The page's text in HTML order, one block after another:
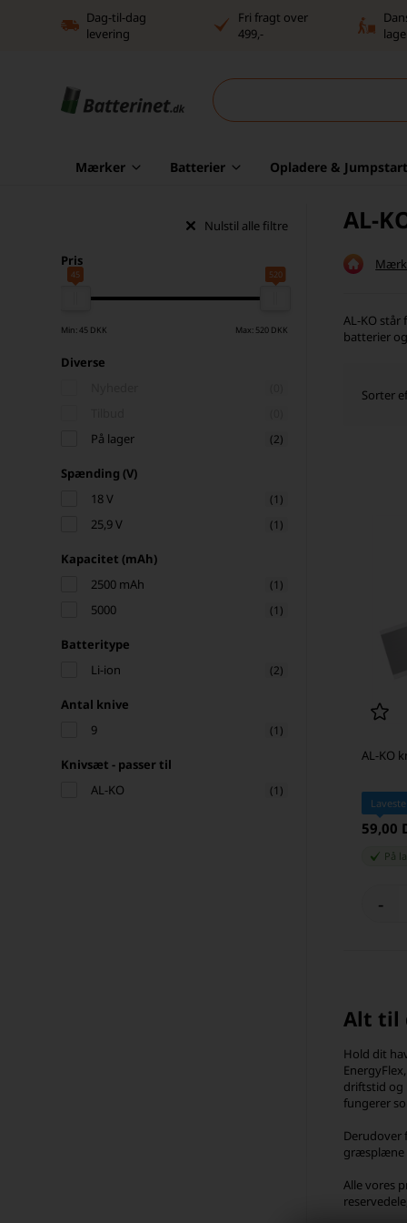
Dag-til-dag
levering
Fri fragt over
499,-
Mærker Batterier Opladere &
Nulstil alle filtre
Pris
45 520
Min: 45 DKK Max: 520 DKK
Diverse
På lager (2)
Spænding (V)
18 V
(1)
25,9 V (1)
Kapacitet (mAh)
2500 mAh
(1)
5000 (1)
Batteritype
Li-ion
(2)
Antal knive
9
(1)
Knivsæt - passer til
AL-KO
(1)
AL-
AL-KO
batterier
Sorter
AL-KO
59,00
På
-
Alt til
Hold dit
driftstid og
fungerer
Derudover
græsplæne
Alle vores